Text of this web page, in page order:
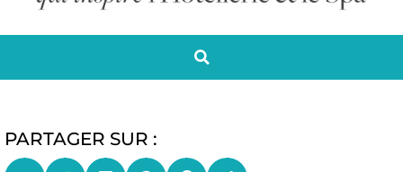
PARTAGER SUR :